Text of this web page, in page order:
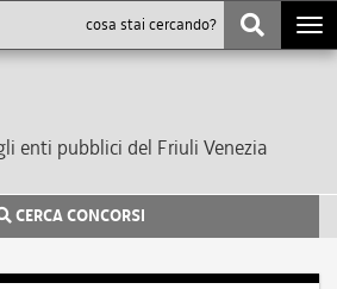
enti pubblici del Friuli Venezia
CERCA CONCORSI